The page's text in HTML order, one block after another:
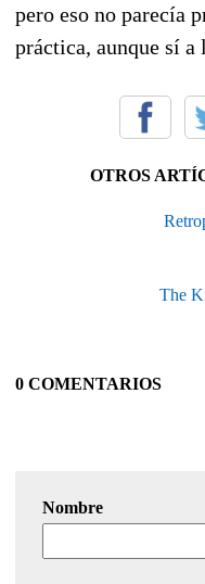
pero eso no parecía
práctica, aunque sí a
OTROS
The
0 COMENTARIOS
Nombre